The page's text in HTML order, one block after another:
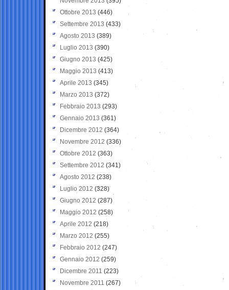
Ottobre 2013 (446)
Settembre 2013 (433)
Agosto 2013 (389)
Luglio 2013 (390)
Giugno 2013 (425)
Maggio 2013 (413)
Aprile 2013 (345)
Marzo 2013 (372)
Febbraio 2013 (293)
Gennaio 2013 (361)
Dicembre 2012 (364)
Novembre 2012 (336)
Ottobre 2012 (363)
Settembre 2012 (341)
Agosto 2012 (238)
Luglio 2012 (328)
Giugno 2012 (287)
Maggio 2012 (258)
Aprile 2012 (218)
Marzo 2012 (255)
Febbraio 2012 (247)
Gennaio 2012 (259)
Dicembre 2011 (223)
Novembre 2011 (267)